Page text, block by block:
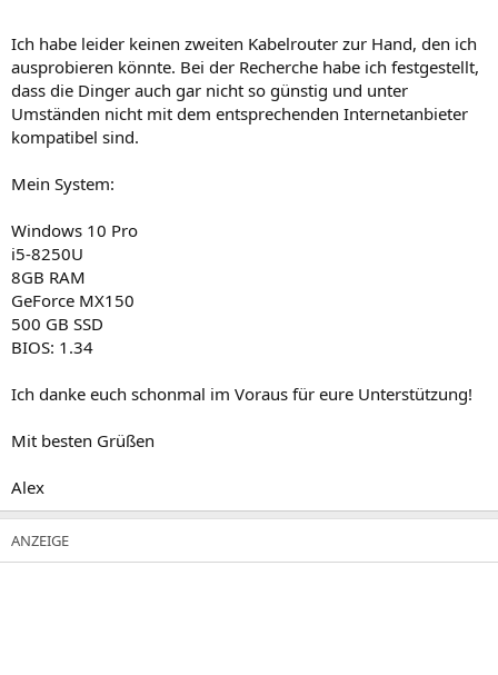
Ich habe leider keinen zweiten Kabelrouter zur Hand, den ich
ausprobieren könnte. Bei der Recherche habe ich festgestellt,
dass die Dinger auch gar nicht so günstig und unter
Umständen nicht mit dem entsprechenden Internetanbieter
kompatibel sind.
Mein System:
Windows 10 Pro
i5-8250U
8GB RAM
GeForce MX150
500 GB SSD
BIOS: 1.34
Ich danke euch schonmal im Voraus für eure Unterstützung!
Mit besten Grüßen
Alex